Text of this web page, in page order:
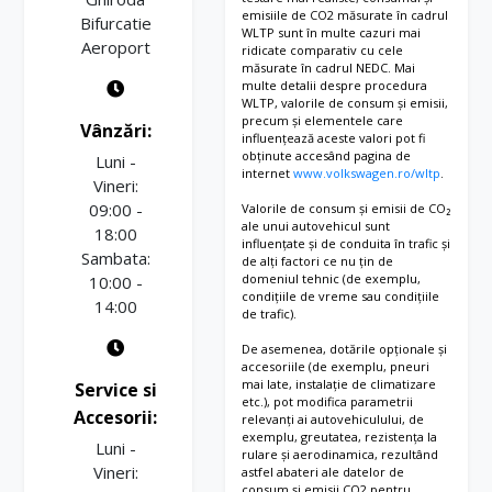
bricheta,scrumiera si
4 suporturi pentru
pahare in bord
Receptie radio
digitala (DAB+)
Scaun sofer
2 directii (fata-spate si
inclinatie spatar),
reglaj lombar, sezut,
inaltime si 1 cotiera
dreapta
Autovehicul comercial
usor cu max. 3 locuri
Avertizare sonora
siguranta sofer si
insotitor
Axa fata ranforsata
(sarcina 2.100 kg pe
axa / sarcina 2.200 kg
pe axa pentru roti
jumelate)
deschidere marit la
270 grade pentru
usile spate
cu ornamente vopsite
semnalizator LED
integrat
Oglinda interioara cu
reglaj manual
antiorbire
Oglinzi exterioare
reglabile si incalzite
electric
Pachet depozitare 2:
Doua spatii
depozitare 1-DIN
deasupra parbrizului
Parasolare pliabile si
rabatabile lateral
ParkPilot fata si spate
Pregatire „We
Connect” si „We
Bifurcatie
Aeroport
Vânzări:
Luni -
Vineri:
09:00 -
18:00
Sambata:
10:00 -
14:00
Service si
Accesorii:
Luni -
Vineri:
a
r
i
a
F
r
a
c
i
c
A
emisiile de CO2 măsurate în cadrul
WLTP sunt în multe cazuri mai
ridicate comparativ cu cele
măsurate în cadrul NEDC. Mai
multe detalii despre procedura
WLTP, valorile de consum și emisii,
precum și elementele care
influențează aceste valori pot fi
obținute accesând pagina de
internetwww.volkswagen.ro/wltp
Valorile de consum și emisii de CO₂
ale unui autovehicul sunt
influențate și de conduita în trafic și
de alți factori ce nu țin de
domeniul tehnic (de exemplu,
condițiile de vreme sau condițiile
de trafic).
De asemenea, dotările opționale și
accesoriile (de exemplu, pneuri
mai late, instalație de climatizare
etc.), pot modifica parametrii
relevanți ai autovehiculului, de
exemplu, greutatea, rezistența la
rulare și aerodinamica, rezultând
astfel abateri ale datelor de